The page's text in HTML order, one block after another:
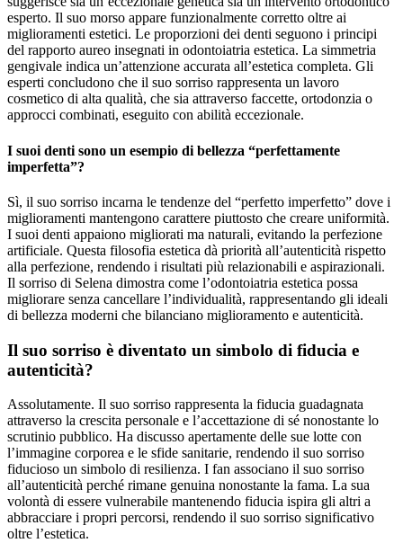
esperto. Il suo morso appare funzionalmente corretto oltre ai
miglioramenti estetici. Le proporzioni dei denti seguono i principi
del rapporto aureo insegnati in odontoiatria estetica. La simmetria
gengivale indica un’attenzione accurata all’estetica completa. Gli
esperti concludono che il suo sorriso rappresenta un lavoro
cosmetico di alta qualità, che sia attraverso faccette, ortodonzia o
approcci combinati, eseguito con abilità eccezionale.
I suoi denti sono un esempio di bellezza “perfettamente
imperfetta”?
Sì, il suo sorriso incarna le tendenze del “perfetto imperfetto” dove i
miglioramenti mantengono carattere piuttosto che creare uniformità.
I suoi denti appaiono migliorati ma naturali, evitando la perfezione
artificiale. Questa filosofia estetica dà priorità all’autenticità rispetto
alla perfezione, rendendo i risultati più relazionabili e aspirazionali.
Il sorriso di Selena dimostra come l’odontoiatria estetica possa
migliorare senza cancellare l’individualità, rappresentando gli ideali
di bellezza moderni che bilanciano miglioramento e autenticità.
Il suo sorriso è diventato un simbolo di fiducia e
autenticità?
Assolutamente. Il suo sorriso rappresenta la fiducia guadagnata
attraverso la crescita personale e l’accettazione di sé nonostante lo
scrutinio pubblico. Ha discusso apertamente delle sue lotte con
l’immagine corporea e le sfide sanitarie, rendendo il suo sorriso
fiducioso un simbolo di resilienza. I fan associano il suo sorriso
all’autenticità perché rimane genuina nonostante la fama. La sua
volontà di essere vulnerabile mantenendo fiducia ispira gli altri a
abbracciare i propri percorsi, rendendo il suo sorriso significativo
oltre l’estetica.